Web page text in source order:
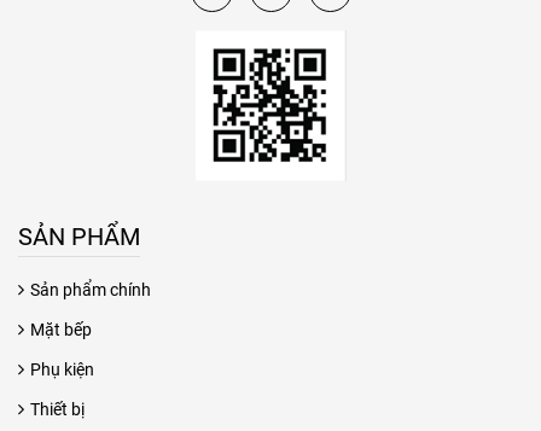
SẢN PHẨM
Sản phẩm chính
Mặt bếp
Phụ kiện
Thiết bị